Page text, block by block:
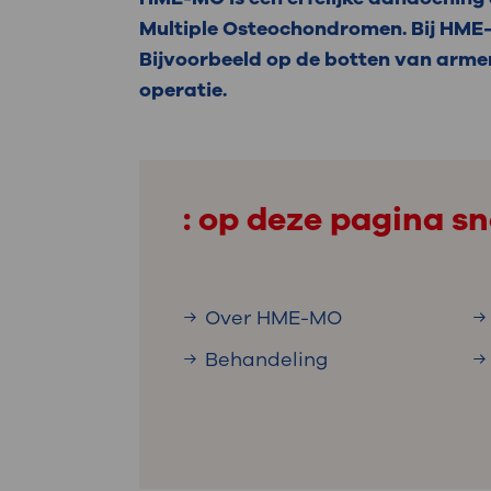
Uw
Uw
Werken
steeds verder uit, zodat u zelf meer
we u sneller helpen.
Multiple Osteochondromen. Bij
Bijvoorbeeld op de botten van
operatie.
: op deze pagina
Over HME-MO
Behandeling